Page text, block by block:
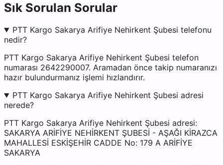
Sık Sorulan Sorular
PTT Kargo Sakarya Arifiye Nehirkent Şubesi telefonu
nedir?
PTT Kargo Sakarya Arifiye Nehirkent Şubesi telefon
numarası 2642290007. Aramadan önce takip numaranızı
hazır bulundurmanız işlemi hızlandırır.
PTT Kargo Sakarya Arifiye Nehirkent Şubesi adresi
nerede?
PTT Kargo Sakarya Arifiye Nehirkent Şubesi adresi:
SAKARYA ARİFİYE NEHİRKENT ŞUBESİ - AŞAĞI KİRAZCA
MAHALLESİ ESKİŞEHİR CADDE No: 179 A ARİFİYE
SAKARYA